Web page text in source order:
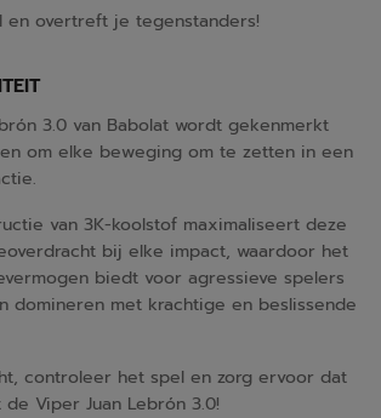
en overtreft je tegenstanders!
3.0 van Babolat wordt gekenmerkt
om elke beweging om te zetten in een
van 3K-koolstof maximaliseert deze
bij elke impact, waardoor het
biedt voor agressieve spelers
domineren met krachtige en beslissende
controleer het spel en zorg ervoor dat
Viper Juan Lebrón 3.0!